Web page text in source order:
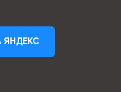
ЯНДЕКС